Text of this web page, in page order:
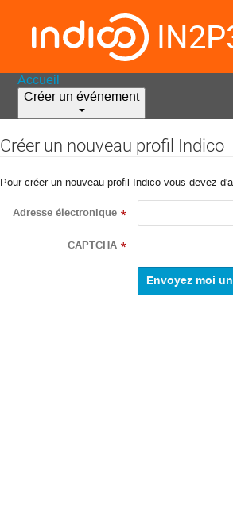
Accueil
Créer un événement
Créer un nouveau profil Indico
Pour créer un nouveau profil Indico vous devez
Adresse électronique *
CAPTCHA *